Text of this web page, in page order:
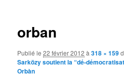
orban
Publié le22 février 2012 à318 × 159
Sarközy soutient la “dé-
Orbàn